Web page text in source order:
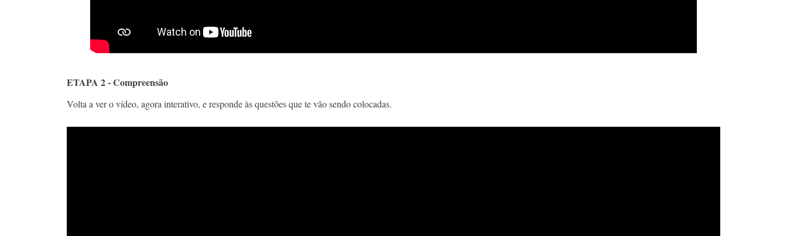
ETAPA 2 - Compreensão
Volta a ver o vídeo, agora interativo, e responde às questões que te vão sendo colocadas.